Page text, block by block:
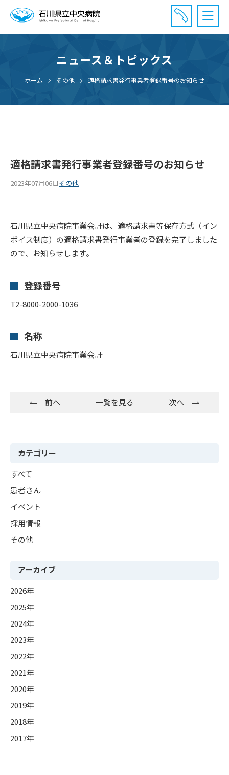
診療受付時間：午前8時20分〜午前11時20分まで
ニュース＆トピックス
ホーム その他 適格請求書発行事業者登録番号のお知らせ
カテゴリー
すべて
患者さん
イベント
採用情報
その他
アーカイブ
2026年
2025年
2024年
2023年
2022年
2021年
2020年
2019年
2018年
2017年
適格請求書発行事業者登録番号のお知らせ
2023年07月06日その他
石川県立中央病院事業会計は、適格請求書等保存方式（イン
ボイス制度）の適格請求書発行事業者の登録を完了しました
ので、お知らせします。
登録番号
T2-8000-2000-1036
名称
石川県立中央病院事業会計
前へ 一覧を見る 次へ